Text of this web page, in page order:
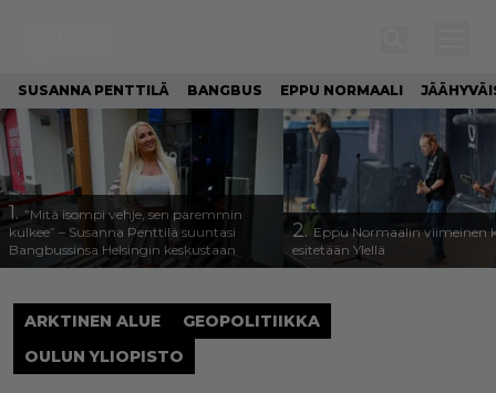
SUSANNA PENTTILÄ BANGBUS EPPU NORMAALI
1.”Mitä isompi vehje, sen paremmin
kulkee” – Susanna Penttilä suuntasi
Bangbussinsa Helsingin keskustaan
2. Eppu Normaalin viimeinen
esitetään Ylellä
ARKTINEN ALUE
GEOPOLITIIKKA
OULUN YLIOPISTO